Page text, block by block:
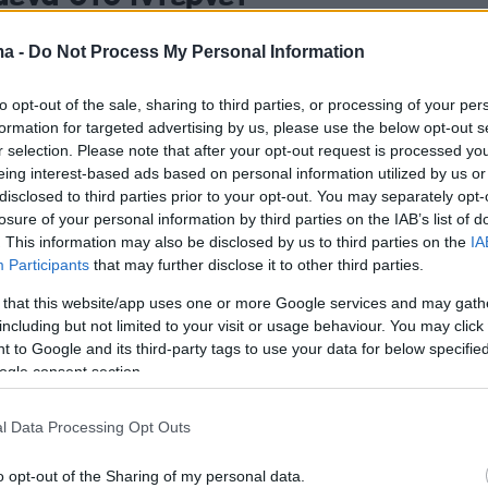
- Do Not Process My Personal Information
opt-out of the sale, sharing to third parties, or processing of your
for targeted advertising by us, please use the below opt-out
selection. Please note that after your opt-out request is processed
interest-based ads based on personal information utilized by us
to third parties prior to your opt-out. You may separately
of your personal information by third parties on the IAB’s list of
This information may also be disclosed by us to third parties on the
Participants that may further disclose it to other third parties.
that this website/app uses one or more Google services and may
but not limited to your visit or usage behaviour. You may
to Google and its third-party tags to use your data for below
consent section.
Data Processing Opt Outs
opt-out of the Sharing of my personal data.
Αυστραλία, Ιταλία και κυρίως στις Ηνωμένες
στη Σχοινούσα: Στο
ξανά οι εφοπλιστές Δημήτρης
Παπαδημητρίου
είχε χτιστεί με αρχαιότητες - Η πολύκροτη
και πάλι με απόφαση του Αρείου Πάγου - Τα
στοιχεία που δεν «είδε» το Εφετείο
123
1